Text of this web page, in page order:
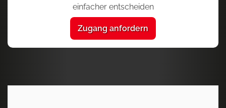
einfacher entscheiden
Zugang anfordern